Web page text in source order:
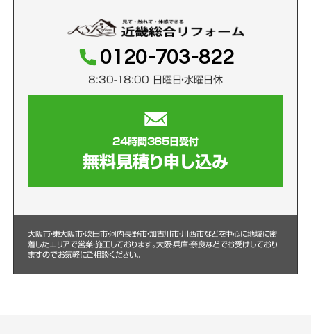
0120-703-822
8:30-18:00 日曜日・水曜日休
24時間365日受付
無料見積り申し込み
大阪市・東大阪市・吹田市・河内長野市・加古川市・川西市などを中心に地域に密
着したエリアで営業・施工しております。大阪・兵庫・奈良などでお受けしており
ますのでお気軽にご相談ください。